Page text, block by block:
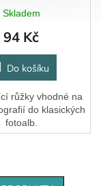
Skladem
94 Kč
Do košíku
růžky vhodné na
do klasických
fotoalb.